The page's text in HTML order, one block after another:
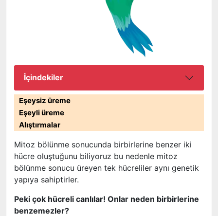
İçindekiler
Eşeysiz üreme
Eşeyli üreme
Alıştırmalar
Mitoz bölünme sonucunda birbirlerine benzer iki
hücre oluştuğunu biliyoruz bu nedenle mitoz
bölünme sonucu üreyen tek hücreliler aynı genetik
yapıya sahiptirler.
Peki çok hücreli canlılar! Onlar neden birbirlerine
benzemezler?